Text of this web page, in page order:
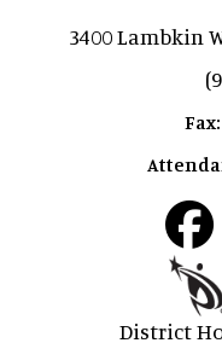
3400 Lambkin
Fax:
District